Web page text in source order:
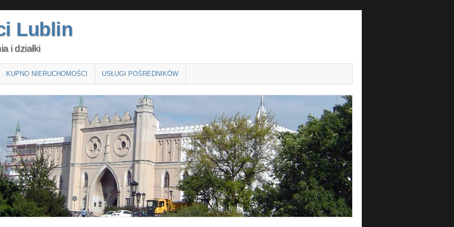
Lublin
i działki
KUPNO NIERUCHOMOŚCI USŁUGI POŚREDNIKÓW